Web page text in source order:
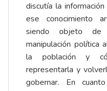
discutía la
ese conocimiento
siendo objeto de
manipulación política
la población y
representarla y
gobernar. En